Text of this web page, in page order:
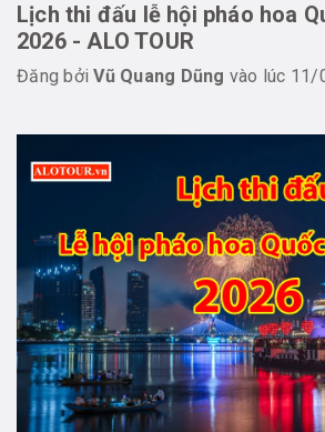
Lịch thi đấu lễ hội pháo hoa
2026 - ALO TOUR
Đăng bởiVũ Quang Dũng vào lúc 11/